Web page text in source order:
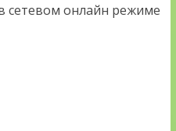
сетевом онлайн режиме